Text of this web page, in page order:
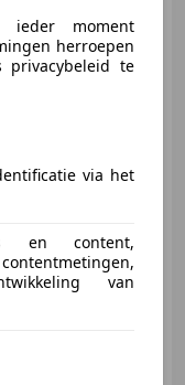
PACK / PANODAK /
moment
herroepen
privacybeleid te
via het
en content,
van